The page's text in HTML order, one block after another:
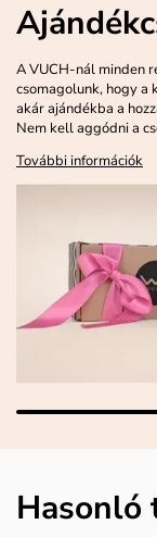
A VUCH-nál minden
csomagolunk, hogy a
akár ajándékba a
Nem kell aggódni a
További információk
Hasonló